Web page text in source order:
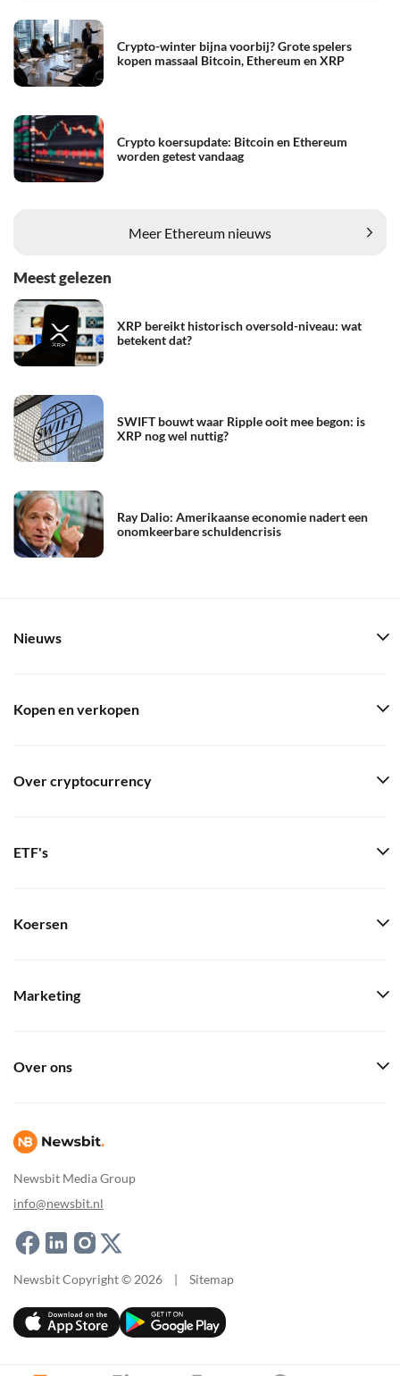
Crypto-winter bijna voorbij? Grote spelers
kopen massaal Bitcoin, Ethereum en XRP
Crypto koersupdate: Bitcoin en Ethereum
worden getest vandaag
Meer Ethereum nieuws
Meest gelezen
XRP bereikt historisch oversold-niveau: wat
betekent dat?
SWIFT bouwt waar Ripple ooit mee begon: is
XRP nog wel nuttig?
Ray Dalio: Amerikaanse economie nadert een
onomkeerbare schuldencrisis
Newsbit Media Group
info@newsbit.nl
Nieuws
Kopen en verkopen
Over cryptocurrency
ETF's
Koersen
Marketing
Over ons
Newsbit Copyright © 2026 | Sitemap